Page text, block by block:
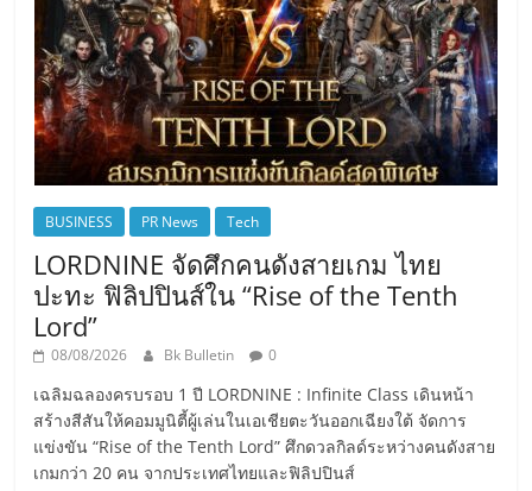
BUSINESS PR News Tech
LORDNINE จัดศึกคนดังสายเกม ไทย
ปะทะ ฟิลิปปินส์ใน “Rise of the Tenth
Lord”
08/08/2026 Bk Bulletin 0
เฉลิมฉลองครบรอบ 1 ปี LORDNINE : Infinite Class เดินหน้า
สร้างสีสันให้คอมมูนิตี้ผู้เล่นในเอเชียตะวันออกเฉียงใต้ จัดการ
แข่งขัน “Rise of the Tenth Lord” ศึกดวลกิลด์ระหว่างคนดังสาย
เกมกว่า 20 คน จากประเทศไทยและฟิลิปปินส์